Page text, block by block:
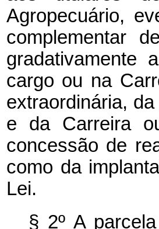
Agropecuário,
complementar
gradativamente
cargo ou na
extraordinária,
e da Carreira
concessão de
como da
Lei.
§ 2º A